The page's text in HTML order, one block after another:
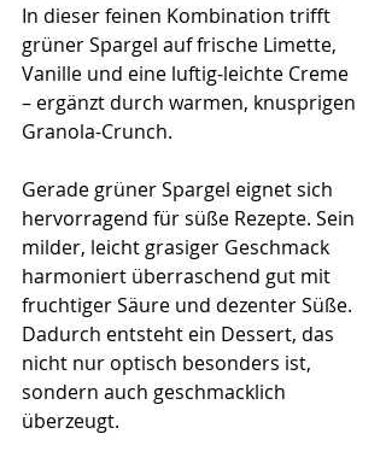
In dieser feinen Kombination trifft
grüner Spargel auf frische Limette,
Vanille und eine luftig-leichte Creme
– ergänzt durch warmen, knusprigen
Granola-Crunch.
Gerade grüner Spargel eignet sich
hervorragend für süße Rezepte. Sein
milder, leicht grasiger Geschmack
harmoniert überraschend gut mit
fruchtiger Säure und dezenter Süße.
Dadurch entsteht ein Dessert, das
nicht nur optisch besonders ist,
sondern auch geschmacklich
überzeugt.